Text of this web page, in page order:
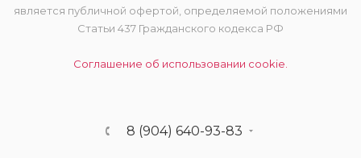
является публичной офертой, определяемой положениями
Статьи 437 Гражданского кодекса РФ
Соглашение об использовании cookie.
8 (904) 640-93-83